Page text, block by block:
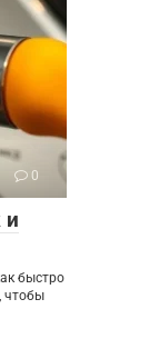
0
и
быстро
чтобы